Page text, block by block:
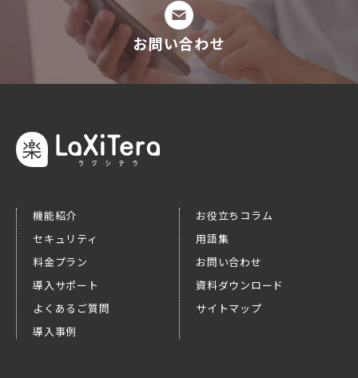
お問い合わせ
機能紹介
セキュリティ
料金プラン
導入サポート
よくあるご質問
導入事例
お役立ちコラム
用語集
お問い合わせ
資料ダウンロード
サイトマップ